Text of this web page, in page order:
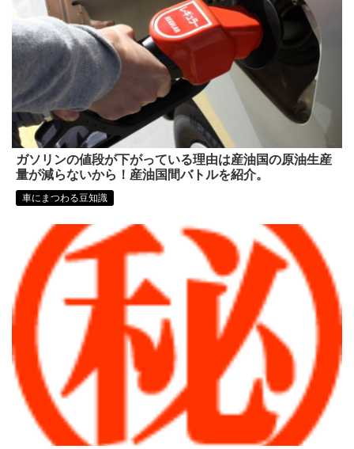
ガソリンの値段が下がっている理由は産油国の原油生産
量が減らないから！産油国間バトルを紹介。
車にまつわる豆知識